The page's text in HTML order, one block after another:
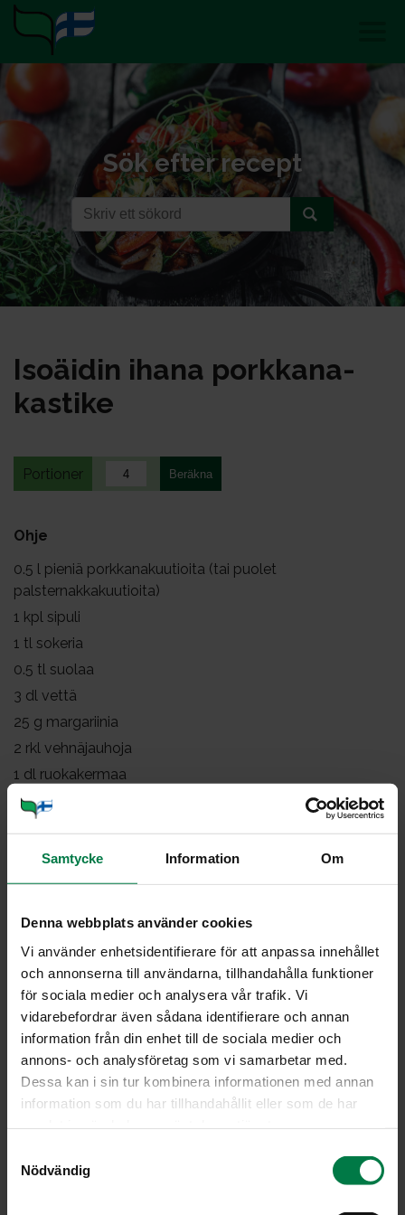
Samtycke Information Om
Denna webbplats använder cookies
Vi använder enhetsidentifierare för att anpassa innehållet
och annonserna till användarna, tillhandahålla funktioner
för sociala medier och analysera vår trafik. Vi
vidarebefordrar även sådana identifierare och annan
information från din enhet till de sociala medier och
annons- och analysföretag som vi samarbetar med.
Dessa kan i sin tur kombinera informationen med annan
information som du har tillhandahållit eller som de har
Nödvändig
Sök efter recept
Isoäi­din iha­na pork­ka­na­
kas­ti­ke
Portioner
Ohje
0.5 l pieniä porkkanakuutioita (tai puolet
palsternakkakuutioita)
1 kpl sipuli
1 tl sokeria
0.5 tl suolaa
3 dl vettä
25 g margariinia
2 rkl vehnäjauhoja
1 dl ruokakermaa
ripaus valkopippuria
suolaa
tuoretta rakuunaa
Keitä porkkanakuutioita ja hienonnettua sipulia suolalla
ja sokerilla maustetussa vedessä noin 15 minuuttia,
kunnes porkkanakuutiot ovat kypsiä.
Sulata pannulla tai paksupohjaisessa kattilassa rasva.
Lisää vehnäjauhot koko ajan sekoittaen ja anna
kiehahtaa hetken, mutta älä ruskista.
Lisää joukkoon porkkanakuutiot liemineen ja sekoita
kunnes vehnäjauhot ovat tasaisesti sekoittuneet. Lisää
kerma ja anna kiehua miedolla lämmöllä muutama
minuutti.
Mausta kastike ja lisää tilkka vettä, jos kastike tuntuu
liian paksulta.